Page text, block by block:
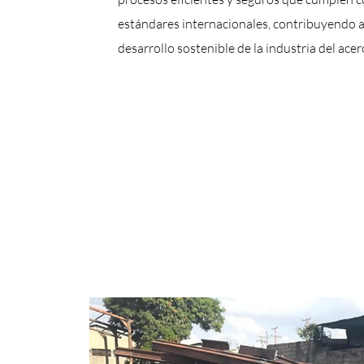
estándares internacionales, contribuyendo
desarrollo sostenible de la industria del